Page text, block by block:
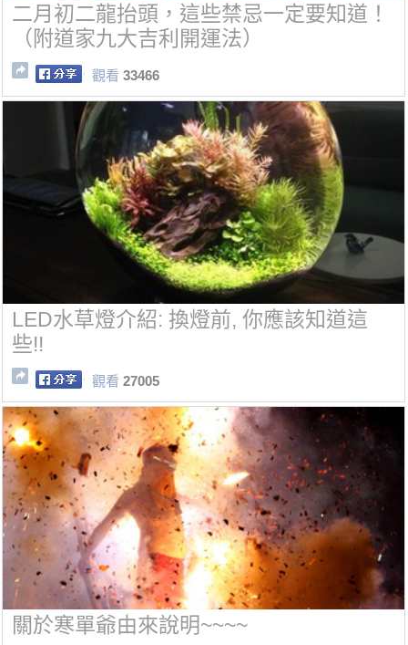
二月初二龍抬頭，這些禁忌一定要知道！
（附道家九大吉利開運法）
觀看 33466
LED水草燈介紹: 換燈前, 你應該知道這
些!!
觀看 27005
關於寒單爺由來說明~~~~